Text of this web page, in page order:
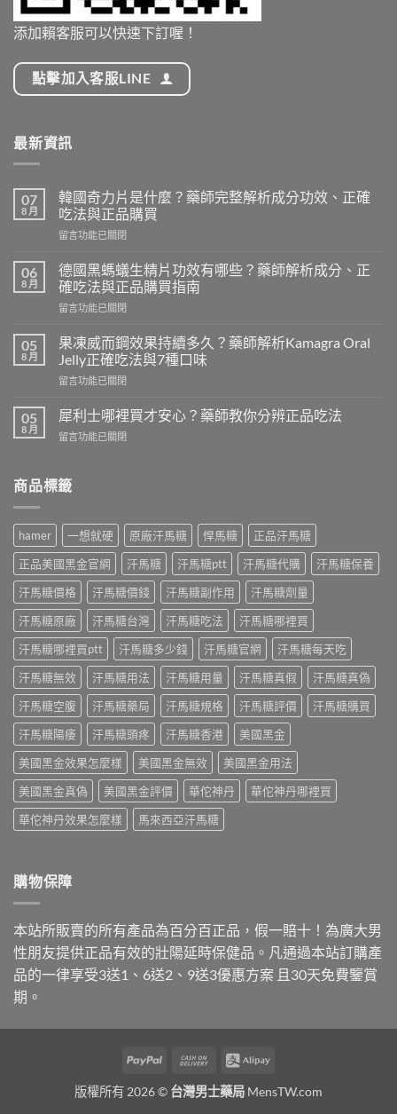
添加賴客服可以快速下訂喔！
點擊加入客服LINE
最新資訊
07
8 月
韓國奇力片是什麼？藥師完整解析成分功效、正確
吃法與正品購買
在
國
奇
力
片
什
麼？
師
整
解
分
功
吃
法
與
正
品
購
買〉
中
留言功能已關閉
06
8 月
德國黑螞蟻生精片功效有哪些？藥師解析成分、正
確吃法與正品購買指南
在
國
黑
螞
蟻
精
功
哪
解
析
成
分、
正
確
吃
法
與
正
品
購
買
指
南〉
中
留言功能已關閉
05
8 月
果凍威而鋼效果持續多久？藥師解析Kamagra Oral
Jelly正確吃法與7種口味
在
凍
威
而
果
久？
藥
師
解
析
Kamagra
Oral
Jelly
正
確
吃
法
與
7
種
口
味〉
中
留言功能已關閉
05
8 月
犀利士哪裡買才安心？藥師教你分辨正品吃法
在
士
哪
買
安
心？
藥
師
教
你
分
辨
正
品
吃
法〉
中
留言功能已關閉
商品標籤
hamer 一想就硬 原廠汗馬糖 悍馬糖
正品汗馬糖
正品美國黑金官網
汗馬糖 汗馬糖ptt 汗馬糖代購
汗馬糖保養
汗馬糖價格
汗馬糖價錢 汗馬糖副作用
汗馬糖劑量
汗馬糖原廠
汗馬糖台灣 汗馬糖吃法
汗馬糖哪裡買
汗馬糖哪裡買ptt
汗馬糖多少錢 汗馬糖官網
汗馬糖每天吃
汗馬糖無效
汗馬糖用法 汗馬糖用量 汗馬糖真假
汗馬糖真偽
汗馬糖空腹
汗馬糖藥局 汗馬糖規格 汗馬糖評價
汗馬糖購買
汗馬糖陽痿
汗馬糖頭疼 汗馬糖香港
美國黑金
美國黑金效果怎麼樣
美國黑金無效
美國黑金用法
美國黑金真偽
美國黑金評價 華佗神丹
華佗神丹哪裡買
華佗神丹效果怎麼樣
馬來西亞汗馬糖
購物保障
本站所販賣的所有產品為百分百正品，假一賠十！為廣大男
性朋友提供正品有效的壯陽延時保健品。凡通過本站訂購產
品的一律享受3送1、6送2、9送3優惠方案 且30天免費鑒賞
期。
PayPal
Cash
Delivery
Alipay
版權所有 2026 © 台灣男士藥局 MensTW.com